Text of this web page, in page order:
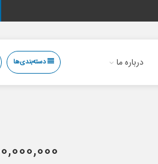
درباره ما دسته‌بندی‌ها